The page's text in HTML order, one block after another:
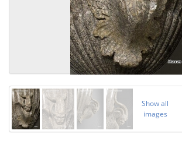
Show all
images